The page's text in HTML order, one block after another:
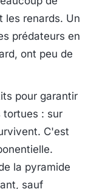
les renards. Un
prédateurs en
ont peu de
pour garantir
tortues : sur
C'est
la pyramide
sauf